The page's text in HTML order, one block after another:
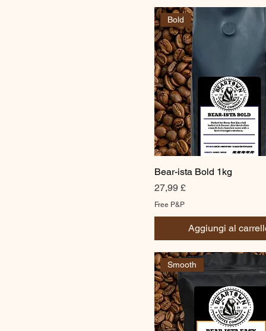
Bold
Bear-ista Bold 1kg
Prezzo
27,99 £
Free P&P
Aggiungi al
Smooth